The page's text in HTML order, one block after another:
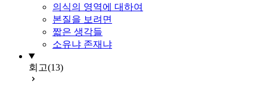
의식의 영역에 대하여
본질을 보려면
짧은 생각들
소유냐 존재냐
회고(13)